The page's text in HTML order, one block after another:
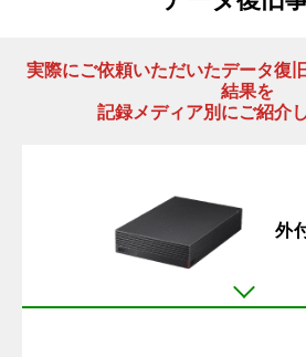
実際にご依頼いただいたデータ復
結果を
記録メディア別にご紹介
外